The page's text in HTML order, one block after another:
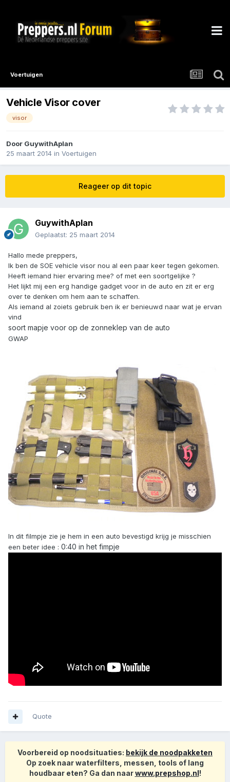
Voertuigen
Vehicle Visor cover
visor
Door GuywithAplan
25 maart 2014 in Voertuigen
Reageer op dit topic
GuywithAplan
Geplaatst: 25 maart 2014
Hallo mede preppers,
Ik ben de SOE vehicle visor nou al een paar keer tegen gekomen.
Heeft iemand hier ervaring mee? of met een soortgelijke ?
Het lijkt mij een erg handige gadget voor in de auto en zit er erg
over te denken om hem aan te schaffen.
Als iemand al zoiets gebruik ben ik er benieuwd naar wat je ervan
vind
soort mapje voor op de zonneklep van de auto
GWAP
In dit filmpje zie je hem in een auto bevestigd krijg je misschien
een beter idee : 0:40 in het fimpje
Quote
Voorbereid op noodsituaties: bekijk de noodpakketen
Op zoek naar waterfilters, messen, tools of lang
houdbaar eten? Ga dan naarwww.prepshop.nl!